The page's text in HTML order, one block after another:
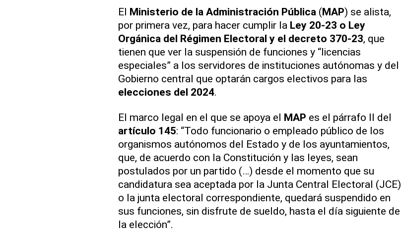
El Ministerio de la Administración Pública (MAP) se alista,
por primera vez, para hacer cumplir la Ley 20-23 o Ley
Orgánica del Régimen Electoral y el decreto 370-23, que
tienen que ver la suspensión de funciones y “licencias
especiales” a los servidores de instituciones autónomas y del
Gobierno central que optarán cargos electivos para las
elecciones del 2024.
El marco legal en el que se apoya el MAP es el párrafo II del
artículo 145: “Todo funcionario o empleado público de los
organismos autónomos del Estado y de los ayuntamientos,
que, de acuerdo con la Constitución y las leyes, sean
postulados por un partido (…) desde el momento que su
candidatura sea aceptada por la Junta Central Electoral (JCE)
o la junta electoral correspondiente, quedará suspendido en
sus funciones, sin disfrute de sueldo, hasta el día siguiente de
la elección”.